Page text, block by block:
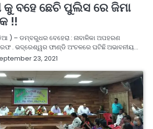
କୁ ବହେ ଛେଚି ପୁଲିସ ରେ ଜିମା
!!
) – ଡମ୍ବରୁଧର ବେହେରା : ନାବାଳିକା ଅପହରଣ
. ଭଦ୍ରେଶ୍ୱର ଫାଣ୍ଡି ଅଂଚଳରେ ଘଟିଛି ଅଭାବନୀୟ…
23, 2021